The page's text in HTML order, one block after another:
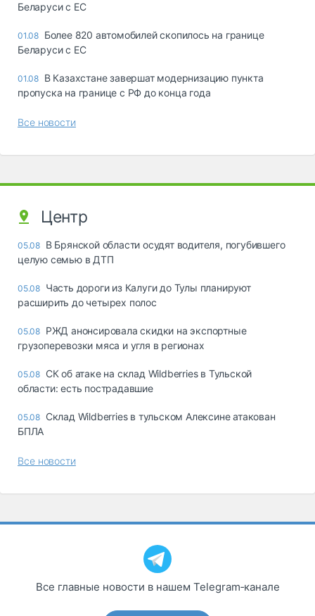
Беларуси с ЕС
01.08 Более 820 автомобилей скопилось на границе
Беларуси с ЕС
01.08 В Казахстане завершат модернизацию пункта
пропуска на границе с РФ до конца года
Все новости
Центр
05.08 В Брянской области осудят водителя, погубившего
целую семью в ДТП
05.08 Часть дороги из Калуги до Тулы планируют
расширить до четырех полос
05.08 РЖД анонсировала скидки на экспортные
грузоперевозки мяса и угля в регионах
05.08 СК об атаке на склад Wildberries в Тульской
области: есть пострадавшие
05.08 Склад Wildberries в тульском Алексине атакован
БПЛА
Все новости
Все главные новости в нашем Telegram‑канале